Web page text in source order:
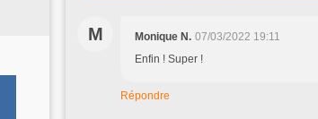
M Monique N. 07/03/2022 19:11
Enfin ! Super !
Répondre